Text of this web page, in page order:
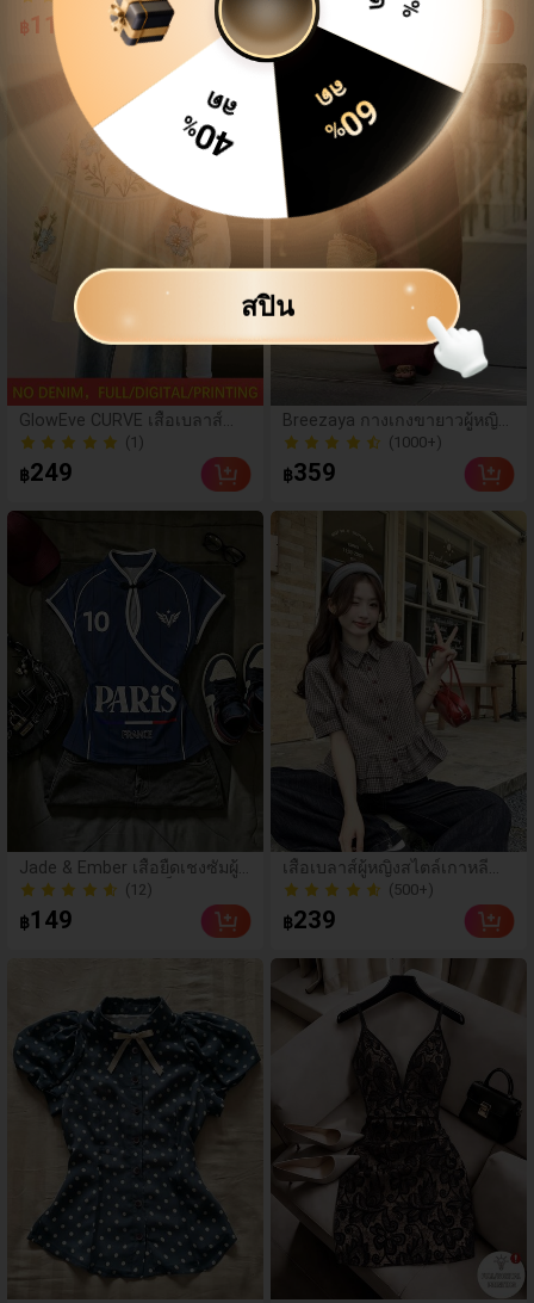
60
%
ลด
40
% ลด
30
%
สปิน
งค์ สำหรับใส่ประจำวันและ
ออกไปเที่ยว
(3)
฿114 ฿119
GlowEve CURVE เสื้อเบลาส์ลำ
ลองผู้หญิงไซส์ใหญ่ คอกลม แต่ง
รูดด้านหน้า แขนกลีบดอก ทรงห
ลวม พิมพ์ลายกราฟิก สำหรับออ
(1)
฿249
Jade & Ember เสื้อยืดเชงซัมผู้ห
ญิงสไตล์ Y2K ลายบล็อกสี
(12)
60+ ขายแล้ว
60+ ขายแล้ว
฿149
ศสสำหรับผู้หญิงมาใหม่, เสื้อเบล
าส์หรูหรามีสไตล์สำหรับวัยรุ่น
(100+)
200+ ขายแล้ว
219
Breezaya กางเกงขายาวผู้หญิงเ
อวสูงทรงหลวมขากว้างสีพื้นสไต
ล์ฝรั่งเศส แฟชั่นหรูหรา เหมาะ
สำหรับฤดูใบไม้ผลิ ฤดูร้อน ฤดูใ
ดินทางไปทำงาน การสวมใส่ปร
ะจำวัน งานปาร์ตี้ ชายหาด ลำล
อง โรแมนติก การออกเดท อเน
กประสงค์
(1000+)
฿359
เสื้อเบลาส์ผู้หญิงสไตล์เกาหลีลำ
ลอง ฤดูใบไม้ผลิ/ฤดูร้อนใหม่ ชา
ยระบาย ชิคและหรูหรา
(500+)
100+ ขายแล้ว
100+ ขายแล้ว
฿239